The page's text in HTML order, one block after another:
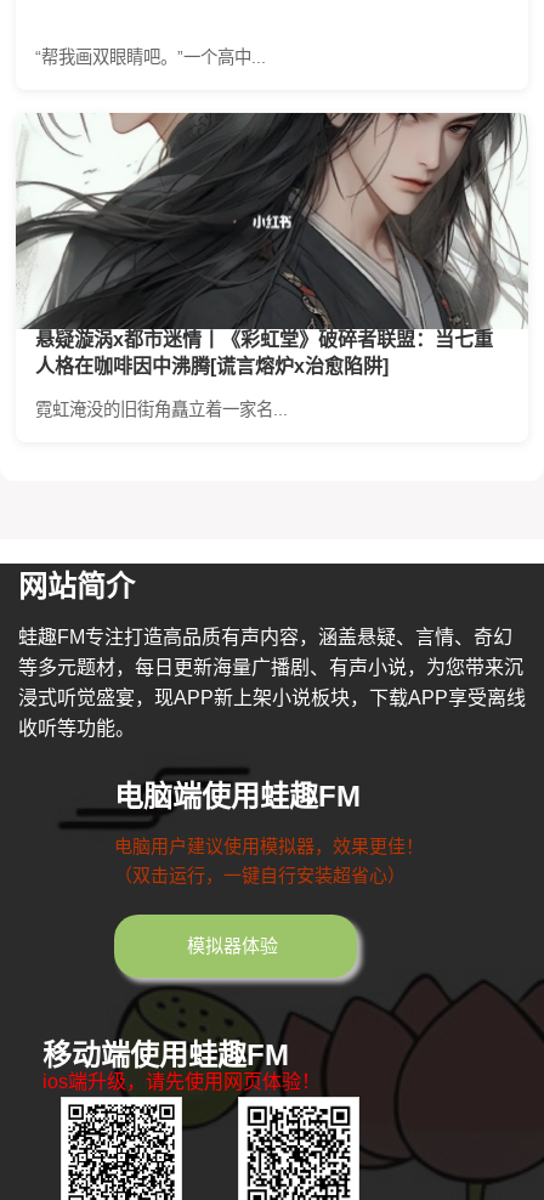
“帮我画双眼睛吧。”一个高中...
悬疑漩涡x都市迷情丨《彩虹堂》破碎者联盟：当七重
人格在咖啡因中沸腾[谎言熔炉x治愈陷阱]
霓虹淹没的旧街角矗立着一家名...
网站简介
蛙趣FM专注打造高品质有声内容，涵盖悬疑、言情、奇幻
等多元题材，每日更新海量广播剧、有声小说，为您带来沉
浸式听觉盛宴，现APP新上架小说板块，下载APP享受离线
收听等功能。
电脑端使用蛙趣FM
电脑用户建议使用模拟器，效果更佳！
（双击运行，一键自行安装超省心）
模拟器体验
移动端使用蛙趣FM
ios端升级，请先使用网页体验！